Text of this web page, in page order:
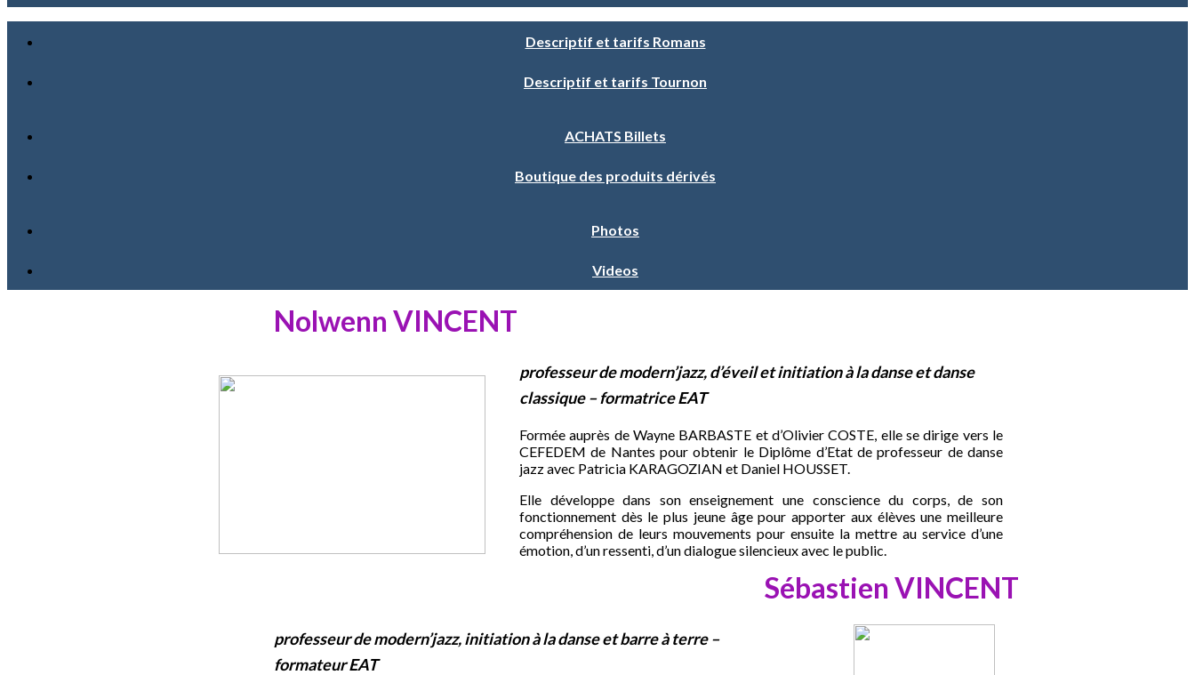
Descriptif et tarifs Romans
Descriptif et tarifs Tournon
ACHATS Billets
Boutique des produits dérivés
Photos
Videos
Nolwenn VINCENT
professeur de modern’jazz, d’éveil et initiation à la danse et danse
classique – formatrice EAT
Formée auprès de Wayne BARBASTE et d’Olivier COSTE, elle se dirige vers le
CEFEDEM de Nantes pour obtenir le Diplôme d’Etat de professeur de danse
jazz avec Patricia KARAGOZIAN et Daniel HOUSSET.
Elle développe dans son enseignement une conscience du corps, de son
fonctionnement dès le plus jeune âge pour apporter aux élèves une meilleure
compréhension de leurs mouvements pour ensuite la mettre au service d’une
émotion, d’un ressenti, d’un dialogue silencieux avec le public.
Sébastien VINCENT
professeur de modern’jazz, initiation à la danse et barre à terre –
formateur EAT